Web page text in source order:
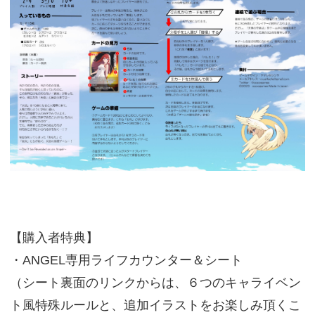
【購入者特典】
・ANGEL専用ライフカウンター＆シート
（シート裏面のリンクからは、６つのキャライベン
ト風特殊ルールと、追加イラストをお楽しみ頂くこ